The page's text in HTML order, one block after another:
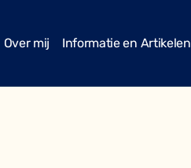
Over mij Informatie en Artikelen